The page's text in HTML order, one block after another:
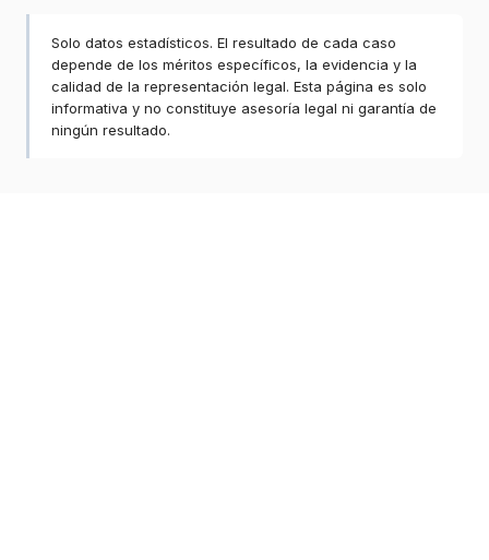
Solo datos estadísticos. El resultado de cada caso
depende de los méritos específicos, la evidencia y la
calidad de la representación legal. Esta página es solo
informativa y no constituye asesoría legal ni garantía de
ningún resultado.